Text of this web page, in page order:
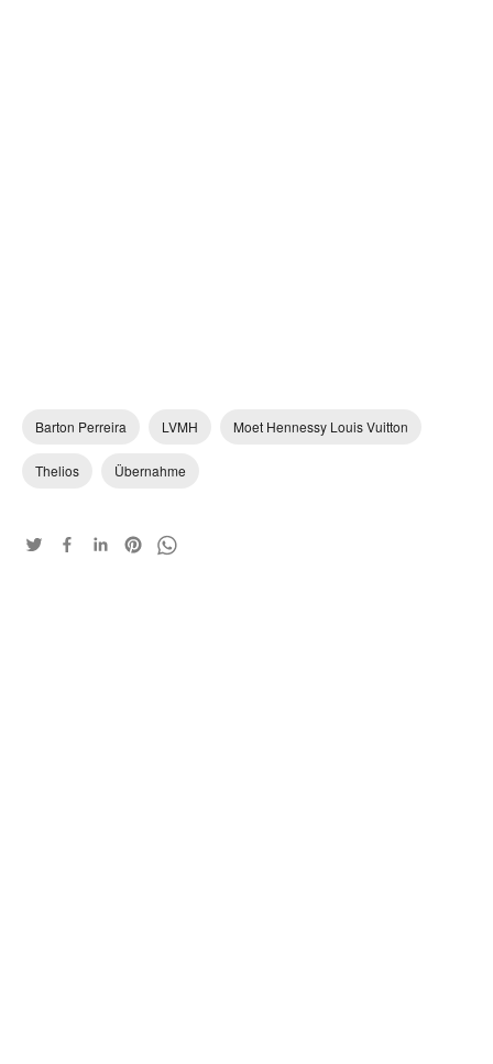
Barton Perreira LVMH Moet Hennessy Louis Vuitton
Thelios Übernahme